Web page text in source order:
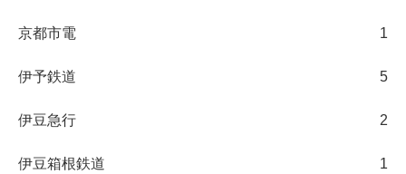
京都市電 1
伊予鉄道 5
伊豆急行 2
伊豆箱根鉄道 1